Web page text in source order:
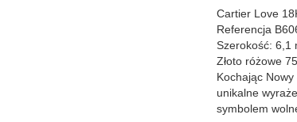
Cartier Love
Referencja
Szerokość: 6,1
Złoto różowe
Kochając
unikalne
symbolem